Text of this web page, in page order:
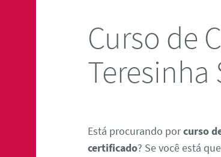
Curso de
Teresinha
Está procurando porcurso
certificado? Se você está